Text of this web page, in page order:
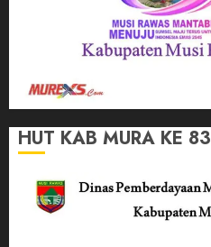
HUT KAB MURA KE 83